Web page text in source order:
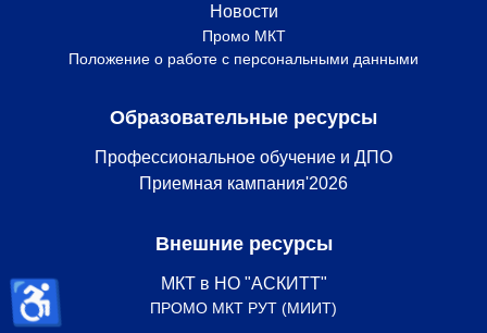
Новости
Промо МКТ
Положение о работе с персональными данными
Образовательные ресурсы
Профессиональное обучение и ДПО
Приемная кампания'2026
Внешние ресурсы
МКТ в НО "АСКИТТ"
ПРОМО МКТ РУТ (МИИТ)